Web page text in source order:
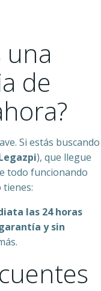
una
de
Si estás buscando
), que llegue
todo funcionando
las 24 horas
y sin